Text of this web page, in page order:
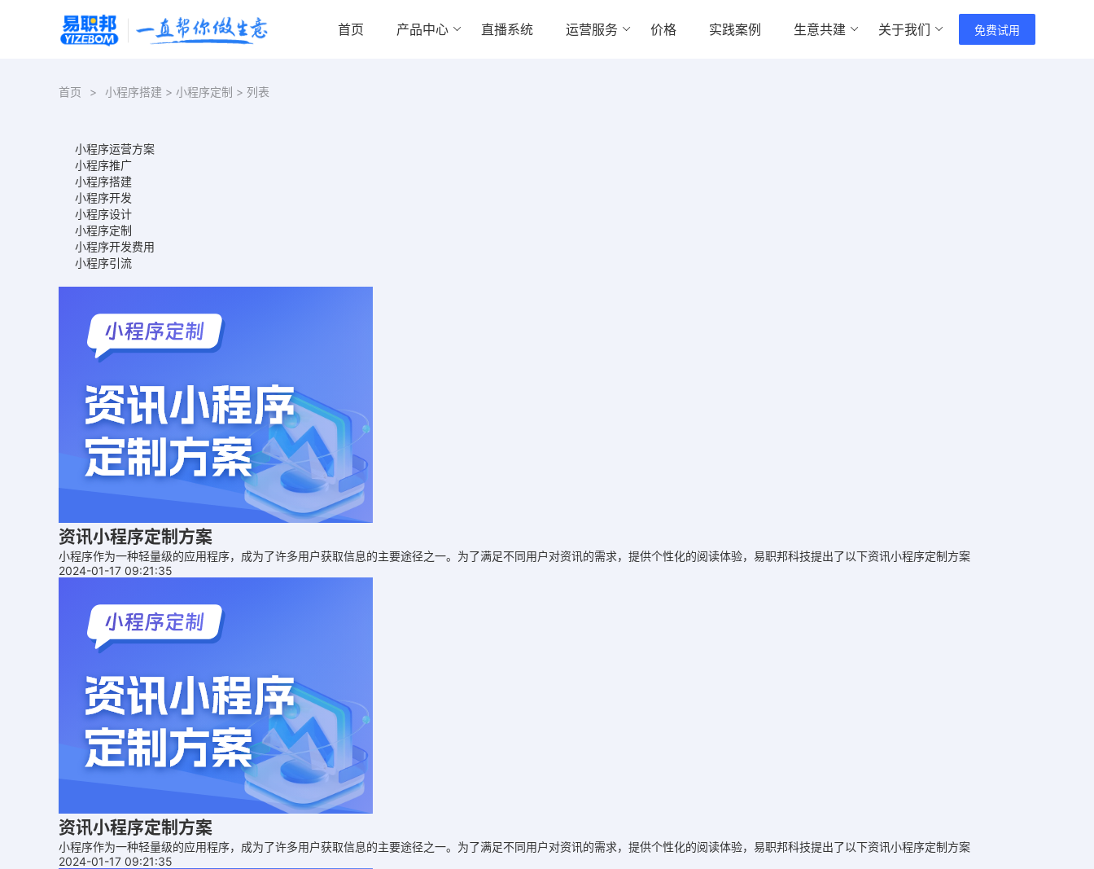
首页 产品中心 直播系统 运营服务 价格 实践案例 生意共建 关于我们 免费试用
首页 > 小程序搭建 > 小程序定制 > 列表
小程序运营方案
小程序推广
小程序搭建
小程序开发
小程序设计
小程序定制
小程序开发费用
小程序引流
资讯小程序定制方案
小程序作为一种轻量级的应用程序，成为了许多用户获取信息的主要途径之一。为了满足不同用户对资讯的需求，提供个性化的阅读体验，易职邦科技提出了以下资讯小程序定制方案
2024-01-17 09:21:35
资讯小程序定制方案
小程序作为一种轻量级的应用程序，成为了许多用户获取信息的主要途径之一。为了满足不同用户对资讯的需求，提供个性化的阅读体验，易职邦科技提出了以下资讯小程序定制方案
2024-01-17 09:21:35